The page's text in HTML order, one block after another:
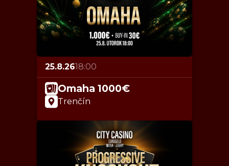
25.8.2618:00
Omaha 1000€
Trenčín